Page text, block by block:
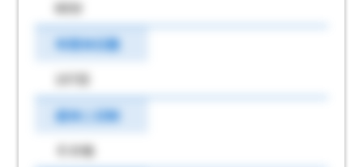
60分
年間休日数
107日
週休二日制
その他